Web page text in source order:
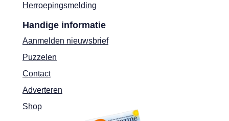
Herroepingsmelding
Handige informatie
Aanmelden nieuwsbrief
Puzzelen
Contact
Adverteren
Shop